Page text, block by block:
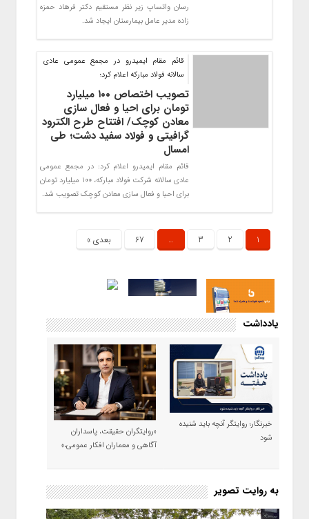
رسان واتساپ زیر نظر مستقیم دکتر فرهاد حمزه
زاده مدیر عامل بیمارستان ایجاد شد.
قائم مقام ایمیدرو در مجمع عمومی عادی
سالانه فولاد مبارکه اعلام کرد؛
تصویب اختصاص ۱۰۰ میلیارد
تومان برای احیا و فعال سازی
معادن کوچک/ افتتاح طرح الکترود
گرافیتی و فولاد سفید دشت؛ طی
امسال
قائم مقام ایمیدرو اعلام کرد: در مجمع عمومی
عادی سالانه شرکت فولاد مبارکه، 100 میلیارد تومان
برای احیا و فعال سازی معادن کوچک تصویب شد.
1
2
3
…
67 بعدی »
یادداشت
خبرنگار؛ روایتگر آنچه باید شنیده
شود
«روایتگران حقیقت، پاسداران
آگاهی و معماران افکار عمومی،»
به روایت تصویر